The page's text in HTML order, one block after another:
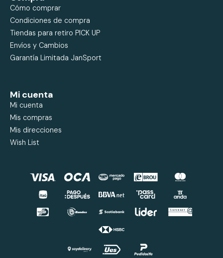
Cómo comprar
Condiciones de compra
Tiendas para retiro PICK UP
Envíos y Cambios
Garantía Limitada JanSport
Mi cuenta
Mi cuenta
Mis compras
Mis direcciones
Wish List